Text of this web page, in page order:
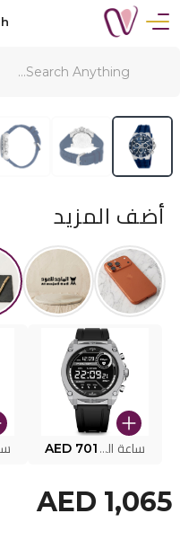
أضف المزيد
ساعة البوليس الذكية MY.AVATAR PEIUN0000101 AED 701
AED 1,065